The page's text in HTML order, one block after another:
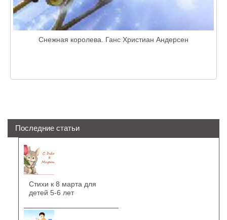
Снежная королева. Ганс Христиан Андерсен
Последние статьи
Стихи к 8 марта для
детей 5-6 лет